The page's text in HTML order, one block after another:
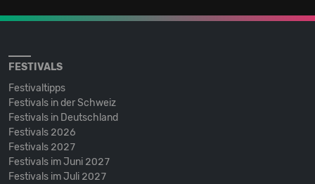
FESTIVALS
Festivaltipps
Festivals in der Schweiz
Festivals in Deutschland
Festivals 2026
Festivals 2027
Festivals im Juni 2027
Festivals im Juli 2027